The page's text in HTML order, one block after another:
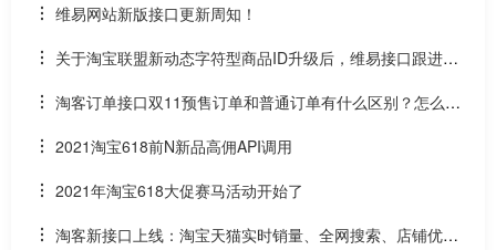
U找同款
维易网站新版接口更新周知！
关于淘宝联盟新动态字符型商品ID升级后，维易接口跟进情
况和API调用说明
淘客订单接口双11预售订单和普通订单有什么区别？怎么区
分是淘客双11预售订单是否已付尾款？预售中支付了定金的宝
贝该如何计算佣金
2021淘宝618前N新品高佣API调用
2021年淘宝618大促赛马活动开始了
淘客新接口上线：淘宝天猫实时销量、全网搜索、店铺优惠